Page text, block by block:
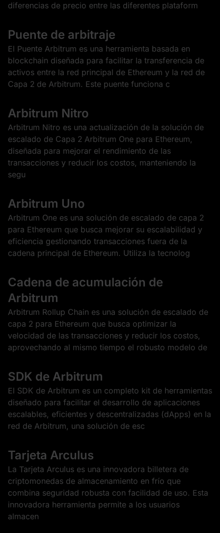
diferencias de precio entre las diferentes plataform
Puente de arbitraje
El Puente Arbitrum es una herramienta basada en
blockchain diseñada para facilitar la transferencia de
activos entre la red principal de Ethereum y la red de
Capa 2 de Arbitrum. Este puente funciona c
Arbitrum Nitro
Arbitrum Nitro es una actualización de la solución de
escalado de Capa 2 Arbitrum One para Ethereum,
diseñada para mejorar el rendimiento de las
transacciones y reducir los costos, manteniendo la
segu
Arbitrum Uno
Arbitrum One es una solución de escalado de capa 2
para Ethereum que busca mejorar su escalabilidad y
eficiencia gestionando transacciones fuera de la
cadena principal de Ethereum. Utiliza la tecnolog
Cadena de acumulación de
Arbitrum
Arbitrum Rollup Chain es una solución de escalado de
capa 2 para Ethereum que busca optimizar la
velocidad de las transacciones y reducir los costos,
aprovechando al mismo tiempo el robusto modelo de
SDK de Arbitrum
El SDK de Arbitrum es un completo kit de herramientas
diseñado para facilitar el desarrollo de aplicaciones
escalables, eficientes y descentralizadas (dApps) en la
red de Arbitrum, una solución de esc
Tarjeta Arculus
La Tarjeta Arculus es una innovadora billetera de
criptomonedas de almacenamiento en frío que
combina seguridad robusta con facilidad de uso. Esta
innovadora herramienta permite a los usuarios
almacen